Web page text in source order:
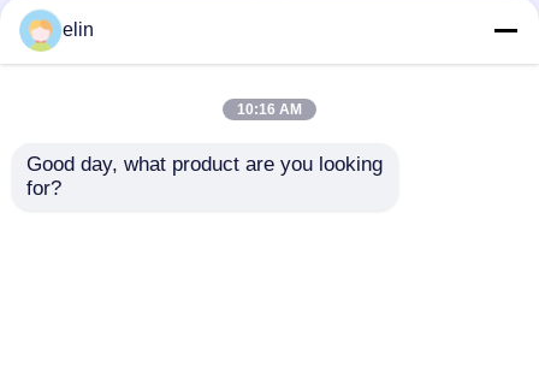
elin
10:16 AM
Good day, what product are you looking
for?